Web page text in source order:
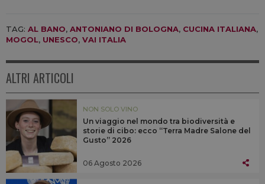
TAG: AL BANO, ANTONIANO DI BOLOGNA, CUCINA ITALIANA,
MOGOL, UNESCO, VAI ITALIA
ALTRI ARTICOLI
NON SOLO VINO
Un viaggio nel mondo tra biodiversità e
storie di cibo: ecco “Terra Madre Salone del
Gusto” 2026
06 Agosto 2026